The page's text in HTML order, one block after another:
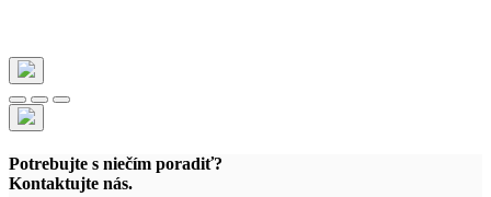
Potrebujte s niečím poradiť?
Kontaktujte nás.